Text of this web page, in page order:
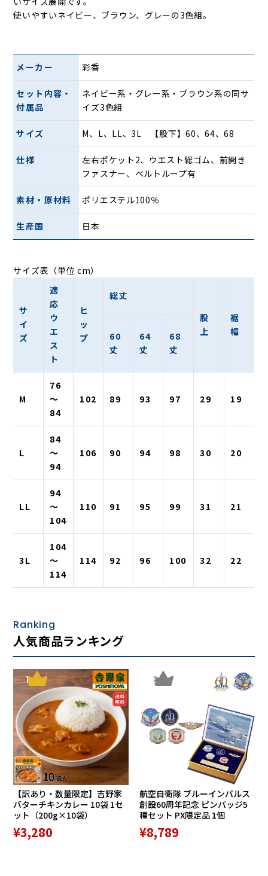
使いやすいネイビー、ブラウン、グレーの3色組。
メーカー 彩香
セット内容・
付属品
ネイビー系・グレー系・ブラウン系の同サ
イズ3色組
サイズ M、L、LL、3L 【股下】60、64、68
仕様
左右ポケット2、ウエスト総ゴム、前開き
ファスナー、ベルトループ有
素材・原材料 ポリエステル100％
生産国 日本
サイズ表（単位 cm）
サ
イ
ズ
適
応
ウ
エ
ス
ト
ヒ
ッ
プ
総丈
股
上
裾
幅
60
丈
64
丈
68
丈
M
76
〜
84
102 89 93 97 29 19
L
84
〜
94
106 90 94 98 30 20
LL
94
〜
104
110 91 95 99 31 21
3L
104
〜
114
114 92 96 100 32 22
Ranking
人気商品ランキング
1
【訳あり・数量限定】吉野家
バターチキンカレー 10袋 1セ
ット（200g×10袋）
¥3,280
2
航空自衛隊 ブルーインパルス
創設60周年記念 ピンバッジ5
種セット PX限定品 1個
¥8,789